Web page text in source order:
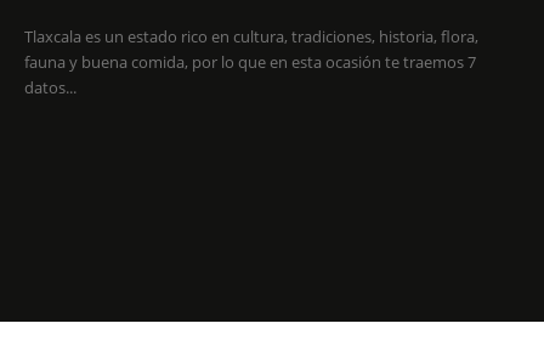
Tlaxcala es un estado rico en cultura, tradiciones, historia, flora,
fauna y buena comida, por lo que en esta ocasión te traemos 7
datos...